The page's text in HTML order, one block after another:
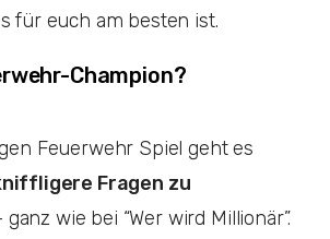
für euch am besten ist.
Champion?
Feuerwehr Spiel geht es
Fragen zu
ganz wie bei “Wer wird Millionär”.